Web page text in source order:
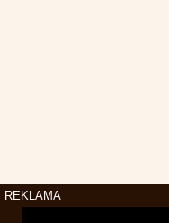
REKLAMA